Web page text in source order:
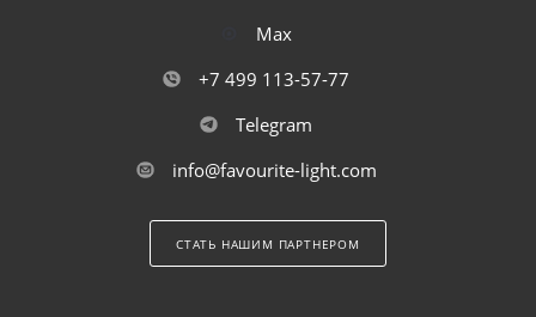
Max
+7 499 113-57-77
Telegram
info@favourite-light.com
СТАТЬ НАШИМ ПАРТНЕРОМ